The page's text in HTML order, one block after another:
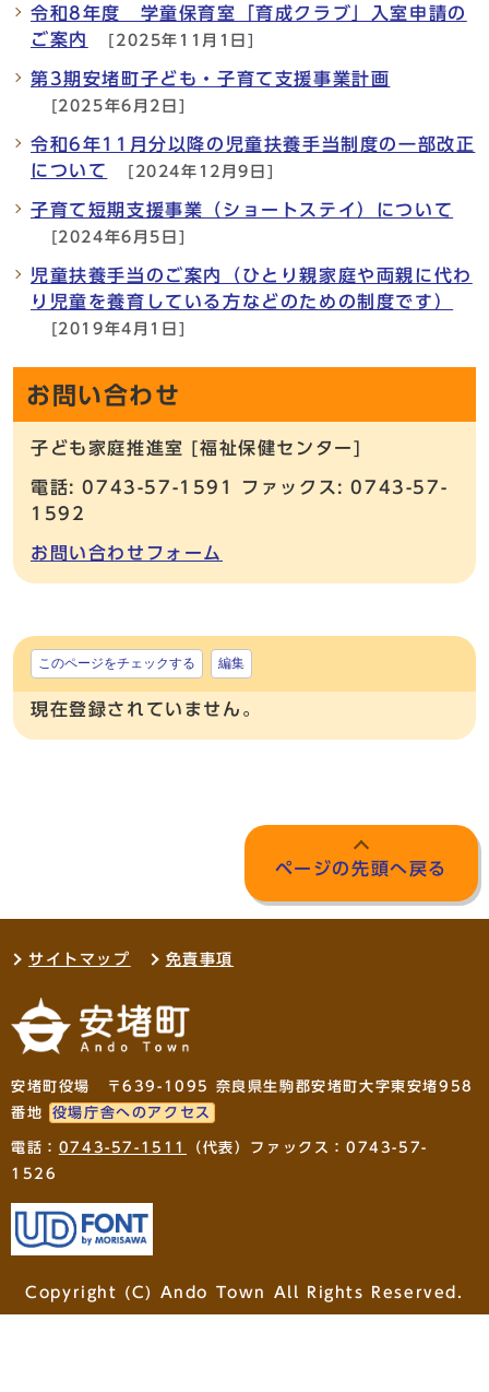
令和8年度 学童保育室「育成クラブ」入室申請の
ご案内
[2025年11月1日]
第3期安堵町子ども・子育て支援事業計画
[2025年6月2日]
令和6年11月分以降の児童扶養手当制度の一部改正
について
[2024年12月9日]
子育て短期支援事業（ショートステイ）について
[2024年6月5日]
児童扶養手当のご案内（ひとり親家庭や両親に代わ
り児童を養育している方などのための制度です）
[2019年4月1日]
お問い合わせ
子ども家庭推進室 [福祉保健センター]
電話: 0743-57-1591 ファックス: 0743-57-
1592
お問い合わせフォーム
このページをチェックする 編集
現在登録されていません。
ページの先頭へ戻る
サイトマップ 免責事項
安堵町役場 〒639-1095 奈良県生駒郡安堵町大字東安堵958
番地
役場庁舎へのアクセス
電話： 0743-57-1511
（代表）ファックス：0743-57-
1526
Copyright (C) Ando Town All Rights Reserved.